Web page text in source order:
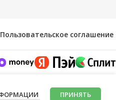
Пользовательское соглашение
ПРИНЯТЬ